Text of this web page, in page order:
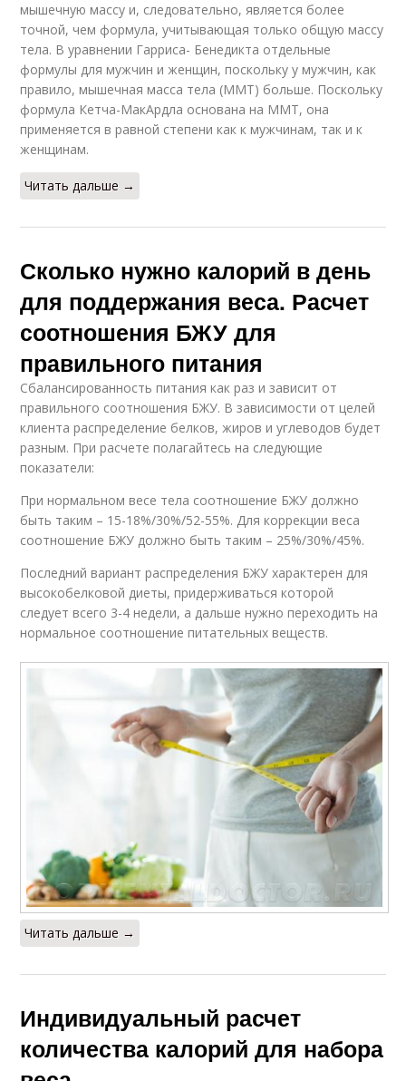
мышечную массу и, следовательно, является более
точной, чем формула, учитывающая только общую массу
тела. В уравнении Гарриса- Бенедикта отдельные
формулы для мужчин и женщин, поскольку у мужчин, как
правило, мышечная масса тела (ММТ) больше. Поскольку
формула Кетча-МакАрдла основана на ММТ, она
применяется в равной степени как к мужчинам, так и к
женщинам.
Читать дальше →
Сколько нужно калорий в день
для поддержания веса. Расчет
соотношения БЖУ для
правильного питания
Сбалансированность питания как раз и зависит от
правильного соотношения БЖУ. В зависимости от целей
клиента распределение белков, жиров и углеводов будет
разным. При расчете полагайтесь на следующие
показатели:
При нормальном весе тела соотношение БЖУ должно
быть таким – 15-18%/30%/52-55%. Для коррекции веса
соотношение БЖУ должно быть таким – 25%/30%/45%.
Последний вариант распределения БЖУ характерен для
высокобелковой диеты, придерживаться которой
следует всего 3-4 недели, а дальше нужно переходить на
нормальное соотношение питательных веществ.
Читать дальше →
Индивидуальный расчет
количества калорий для набора